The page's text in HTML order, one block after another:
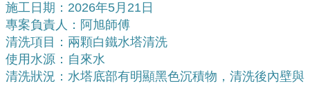
施工日期：2026年5月21日
專案負責人：阿旭師傅
清洗項目：兩顆白鐵水塔清洗
使用水源：自來水
清洗狀況：水塔底部有明顯黑色沉積物，清洗後內壁與